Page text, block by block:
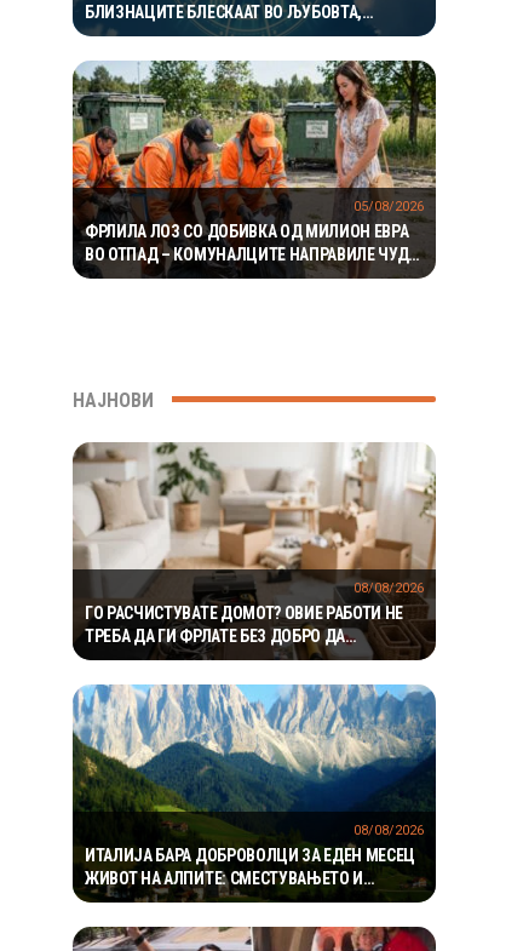
БЛИЗНАЦИТЕ БЛЕСКААТ ВО ЉУБОВТА,
РАКОВИТЕ ВО КАРИЕРАТА, А ВАГИТЕ ИМААТ
ОДЛИЧЕН ДЕН ЗА ХАРМОНИЈА
ФРЛИЛА ЛОЗ СО ДОБИВКА ОД МИЛИОН ЕВРА
ВО ОТПАД – КОМУНАЛЦИТЕ НАПРАВИЛЕ ЧУДО
ЗА ДА ГО ПРОНАЈДАТ
05/08/2026
НАЈНОВИ
ГО РАСЧИСТУВАТЕ ДОМОТ? ОВИЕ РАБОТИ НЕ
ТРЕБА ДА ГИ ФРЛАТЕ БЕЗ ДОБРО ДА
РАЗМИСЛИТЕ
08/08/2026
ИТАЛИЈА БАРА ДОБРОВОЛЦИ ЗА ЕДЕН МЕСЕЦ
ЖИВОТ НА АЛПИТЕ: СМЕСТУВАЊЕТО И
ХРАНАТА СЕ ОБЕЗБЕДЕНИ, А СЛЕДУВА И
НАДОМЕСТ ОД 400 ЕВРА
08/08/2026